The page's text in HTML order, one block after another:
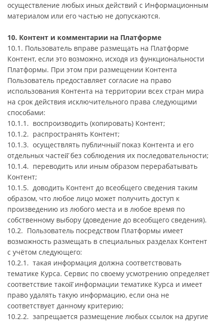
осуществление любых иных действий с Информационным
материалом или его частью не допускаются.
10. Контент и комментарии на Платформе
10.1. Пользователь вправе размещать на Платформе
Контент, если это возможно, исходя из функциональности
Платформы. При этом при размещении Контента
Пользователь предоставляет согласие на право
использования Контента на территории всех стран мира
на срок действия исключительного права следующими
способами:
10.1.1. воспроизводить (копировать) Контент;
10.1.2. распространять Контент;
10.1.3. осуществлять публичный̆ показ Контента и его
отдельных частей̆ без соблюдения их последовательности;
10.1.4. переводить или иным образом перерабатывать
Контент;
10.1.5. доводить Контент до всеобщего сведения таким
образом, что любое лицо может получить доступ к
произведению из любого места и в любое время по
собственному выбору (доведение до всеобщего сведения).
10.2. Пользователь посредством Платформы имеет
возможность размещать в специальных разделах Контент
с учётом следующего:
10.2.1. такая информация должна соответствовать
тематике Курса. Сервис по своему усмотрению определяет
соответствие такой̆ информации тематике Курса и имеет
право удалять такую информацию, если она не
соответствует данному критерию;
10.2.2. запрещается размещение любых ссылок на другие